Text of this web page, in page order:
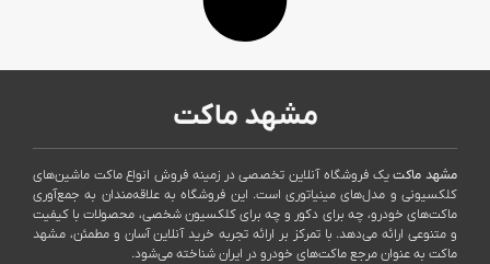
مشهد ماکت
مشهد ماکتیک فروشگاه آنلاین تخصصی در زمینه فروش انواع ماکت ماشین‌های
کلکسیونی و مدل‌های مینیاتوری است. این فروشگاه به علاقه‌مندان به جمع‌آوری
ماکت‌های خودرو، چه برای دکور و چه برای کلکسیون شخصی، محصولات با کیفیت
و متنوعی ارائه می‌دهد. با تمرکز بر ارائه تجربه خرید آنلاین آسان و مطمئن، مشهد
ماکت به عنوان مرجع ماکت‌های خودرو در ایران شناخته می‌شود.